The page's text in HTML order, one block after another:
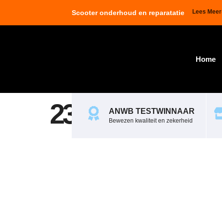
Scooter onderhoud en reparatatie Lees Meer
Home
ANWB TESTWINNAAR
Bewezen kwaliteit en zekerheid
237111